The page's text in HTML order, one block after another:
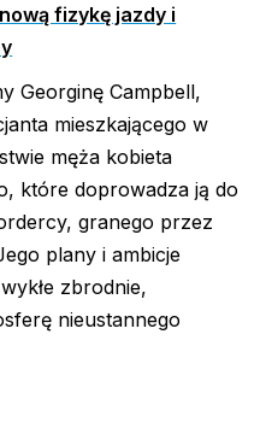
fizykę jazdy i
Georginę Campbell,
mieszkającego w
męża kobieta
które doprowadza ją do
granego przez
plany i ambicje
zbrodnie,
nieustannego